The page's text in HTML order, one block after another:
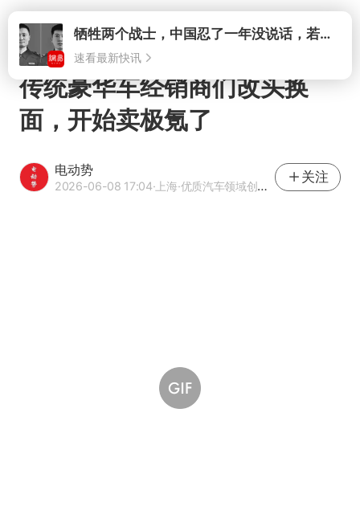
打开
传统豪华车经销商们改头换
面，开始卖极氪了
电动势
2026-06-08 17:04·上海·优质汽车领域创作者
关注